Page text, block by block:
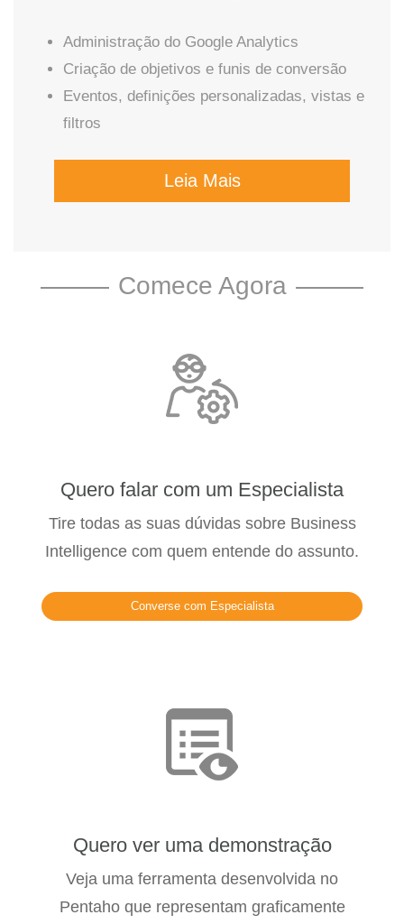
Administração do Google Analytics
Criação de objetivos e funis de conversão
Eventos, definições personalizadas, vistas e
filtros
Leia Mais
Comece Agora
Quero falar com um Especialista
Tire todas as suas dúvidas sobre Business
Intelligence com quem entende do assunto.
Converse com Especialista
Quero ver uma demonstração
Veja uma ferramenta desenvolvida no
Pentaho que representam graficamente